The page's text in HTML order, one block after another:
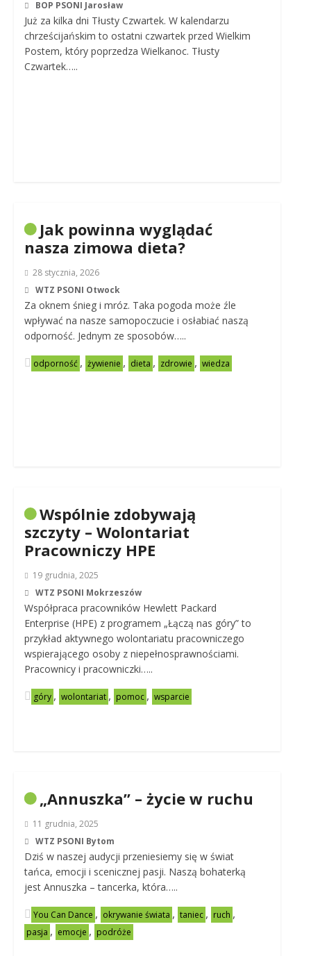
BOP PSONI Jarosław
Już za kilka dni Tłusty Czwartek. W kalendarzu
chrześcijańskim to ostatni czwartek przed Wielkim
Postem, który poprzedza Wielkanoc. Tłusty
Czwartek…..
Jak powinna wyglądać
nasza zimowa dieta?
28 stycznia, 2026
WTZ PSONI Otwock
Za oknem śnieg i mróz. Taka pogoda może źle
wpływać na nasze samopoczucie i osłabiać naszą
odporność. Jednym ze sposobów…..
odporność , żywienie , dieta , zdrowie , wiedza
Wspólnie zdobywają
szczyty – Wolontariat
Pracowniczy HPE
19 grudnia, 2025
WTZ PSONI Mokrzeszów
Współpraca pracowników Hewlett Packard
Enterprise (HPE) z programem „Łączą nas góry” to
przykład aktywnego wolontariatu pracowniczego
wspierającego osoby z niepełnosprawnościami.
Pracownicy i pracowniczki…..
góry , wolontariat , pomoc , wsparcie
„Annuszka” – życie w ruchu
11 grudnia, 2025
WTZ PSONI Bytom
Dziś w naszej audycji przeniesiemy się w świat
tańca, emocji i scenicznej pasji. Naszą bohaterką
jest Annuszka – tancerka, która…..
You Can Dance , okrywanie świata , taniec , ruch ,
pasja , emocje , podróże